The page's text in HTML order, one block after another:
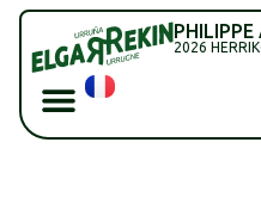
PHILIPPE
2026